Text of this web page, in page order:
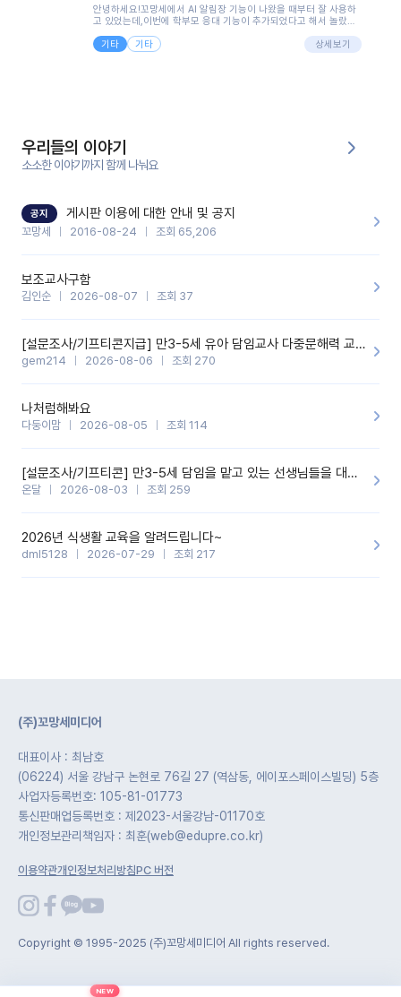
면..)그리고 제가 신입 때 이게 있었더라면 ㅜㅜㅜㅜ?응대 팁이 정말
좋은거 같아요지금은 그래도 아이들이 잘 이해 되지만초임 때는 정
말 어려워서 항상다른 선생님들께 도움을 요청했었거든요..ㅠ*일지
쓸 때도 좀 도움이 되는 거 같아요!
안녕하세요!꼬망세에서 AI 알림장 기능이 나왔을 때부터 잘 사용하
고 있었는데,이번에 학부모 응대 기능이 추가되었다고 해서 놀랐습
님 응대에 더 많은 부담을 느끼고 있습니다 ㅠㅠ이번에 제가 원에서
겪은 일과 학부모님께 전달드렸던 내용을 함께 보시고,저와 비슷한
을 많이 하는데,꼬망봇 덕분에 고민하는 시간을 줄이고 학부모님을
안심시킬 수 있었습니다.이 부분은 꼬망봇이 추가로 알려준 응대 tip
입니다.학부모님께 전화를 드리기 전에, 내용을 숙지하여 좀 더 전문
성 있는 교사가 되어 대화를 나눌 수 있었습니다.꼬망세 AI학부모 응
기능을 개발해 주셔서 감사합니다.
기타 기타 상세보기
우리들의 이야기
소소한 이야기까지 함께 나눠요
공지 게시판 이용에 대한 안내 및 공지
꼬망세 2016-08-24 조회 65,206
보조교사구함
김인순 2026-08-07 조회 37
[설문조사/기프티콘지급] 만3-5세 유아 담임교사 다중문해력 교육 증진을 위한 설문조사
gem214 2026-08-06 조회 270
나처럼해봐요
다둥이맘 2026-08-05 조회 114
[설문조사/기프티콘] 만3-5세 담임을 맡고 있는 선생님들을 대상으로 설문조사를 합니다!
온달 2026-08-03 조회 259
2026년 식생활 교육을 알려드립니다~
dml5128 2026-07-29 조회 217
(주)꼬망세미디어
대표이사 : 최남호
(06224) 서울 강남구 논현로 76길 27 (역삼동, 에이포스페이스빌딩) 5층
사업자등록번호: 105-81-01773
통신판매업등록번호 : 제2023-서울강남-01170호
개인정보관리책임자 : 최훈(web@edupre.co.kr)
이용약관개인정보처리방침PC 버전
Copyright © 1995-2025 (주)꼬망세미디어 All rights reserved.
NEW